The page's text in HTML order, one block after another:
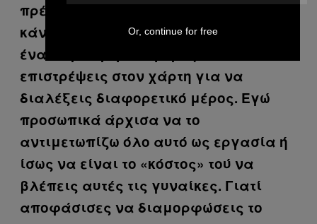
πρέπει να κάνεις κλικ στον χάρτη, να
κάνεις κλικ σε μια καρτ ποστάλ από
ένα συγκεκριμένο μέρος και να
επιστρέψεις στον χάρτη για να
διαλέξεις διαφορετικό μέρος. Εγώ
προσωπικά άρχισα να το
αντιμετωπίζω όλο αυτό ως εργασία ή
ίσως να είναι το «κόστος» τού να
βλέπεις αυτές τις γυναίκες. Γιατί
αποφάσισες να διαμορφώσεις το
Or, continue for free